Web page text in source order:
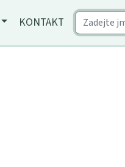
KONTAKT